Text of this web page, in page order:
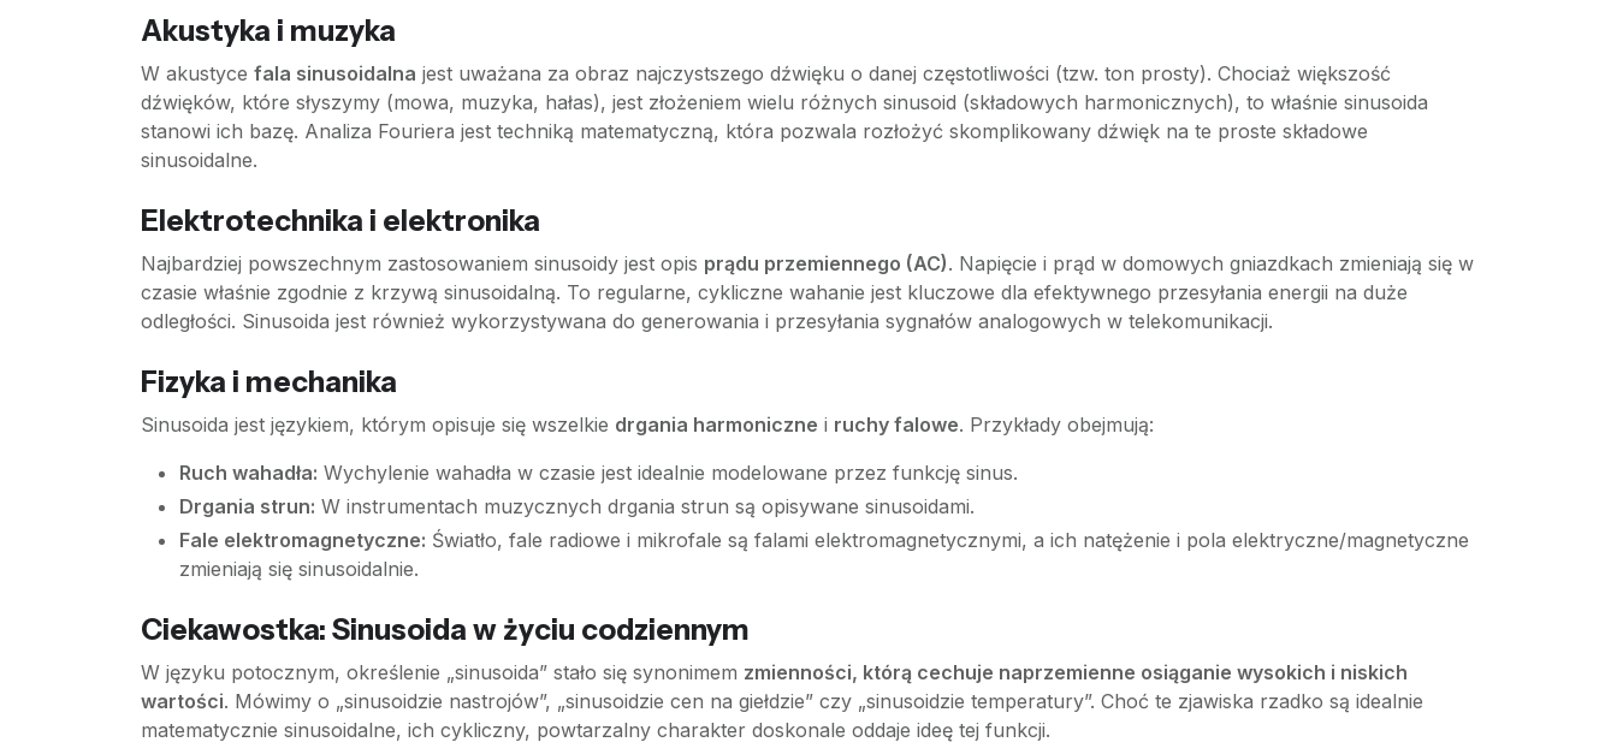
Akustyka i muzyka
W akustyce fala sinusoidalna jest uważana za obraz najczystszego dźwięku o danej częstotliwości (tzw. ton prosty). Chociaż większość
dźwięków, które słyszymy (mowa, muzyka, hałas), jest złożeniem wielu różnych sinusoid (składowych harmonicznych), to właśnie sinusoida
stanowi ich bazę. Analiza Fouriera jest techniką matematyczną, która pozwala rozłożyć skomplikowany dźwięk na te proste składowe
sinusoidalne.
Elektrotechnika i elektronika
Najbardziej powszechnym zastosowaniem sinusoidy jest opis prądu przemiennego (AC). Napięcie i prąd w domowych gniazdkach zmieniają się w
czasie właśnie zgodnie z krzywą sinusoidalną. To regularne, cykliczne wahanie jest kluczowe dla efektywnego przesyłania energii na duże
odległości. Sinusoida jest również wykorzystywana do generowania i przesyłania sygnałów analogowych w telekomunikacji.
Fizyka i mechanika
Sinusoida jest językiem, którym opisuje się wszelkie drgania harmoniczne i ruchy falowe. Przykłady obejmują:
Ruch wahadła: Wychylenie wahadła w czasie jest idealnie modelowane przez funkcję sinus.
Drgania strun: W instrumentach muzycznych drgania strun są opisywane sinusoidami.
Fale elektromagnetyczne: Światło, fale radiowe i mikrofale są falami elektromagnetycznymi, a ich natężenie i pola elektryczne/magnetyczne
zmieniają się sinusoidalnie.
Ciekawostka: Sinusoida w życiu codziennym
W języku potocznym, określenie „sinusoida” stało się synonimem zmienności, którą cechuje naprzemienne osiąganie wysokich i niskich
wartości. Mówimy o „sinusoidzie nastrojów”, „sinusoidzie cen na giełdzie” czy „sinusoidzie temperatury”. Choć te zjawiska rzadko są idealnie
matematycznie sinusoidalne, ich cykliczny, powtarzalny charakter doskonale oddaje ideę tej funkcji.